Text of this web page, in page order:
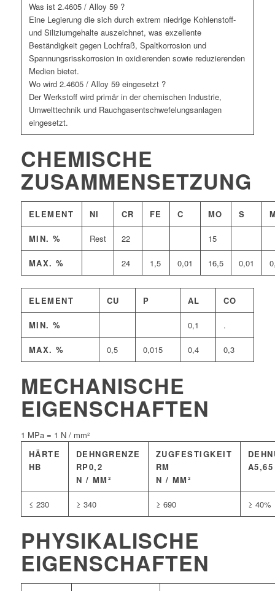
Was ist 2.4605 / Alloy 59 ?
Eine Legierung die sich durch extrem niedrige Kohlenstoff-
und Siliziumgehalte auszeichnet, was exzellente
Beständigkeit gegen Lochfraß, Spaltkorrosion und
Spannungsrisskorrosion in oxidierenden sowie reduzierenden
Medien bietet.
Wo wird 2.4605 / Alloy 59 eingesetzt ?
Der Werkstoff wird primär in der chemischen Industrie,
Umwelttechnik und Rauchgasentschwefelungsanlagen
eingesetzt.
CHEMISCHE
ZUSAMMENSETZUNG
ELEMENT NI CR FE C MO S
MIN. % Rest 22 15
MAX. % 24 1,5 0,01 16,5 0,01
ELEMENT CU P AL CO
MIN. % 0,1 .
MAX. % 0,5 0,015 0,4 0,3
MECHANISCHE
EIGENSCHAFTEN
1 MPa = 1 N / mm²
HÄRTE
HB
DEHNGRENZE
RP0,2
N / MM²
ZUGFESTIGKEIT
RM
N / MM²
A5,65
≤ 230 ≥ 340 ≥ 690 ≥ 40%
PHYSIKALISCHE
EIGENSCHAFTEN